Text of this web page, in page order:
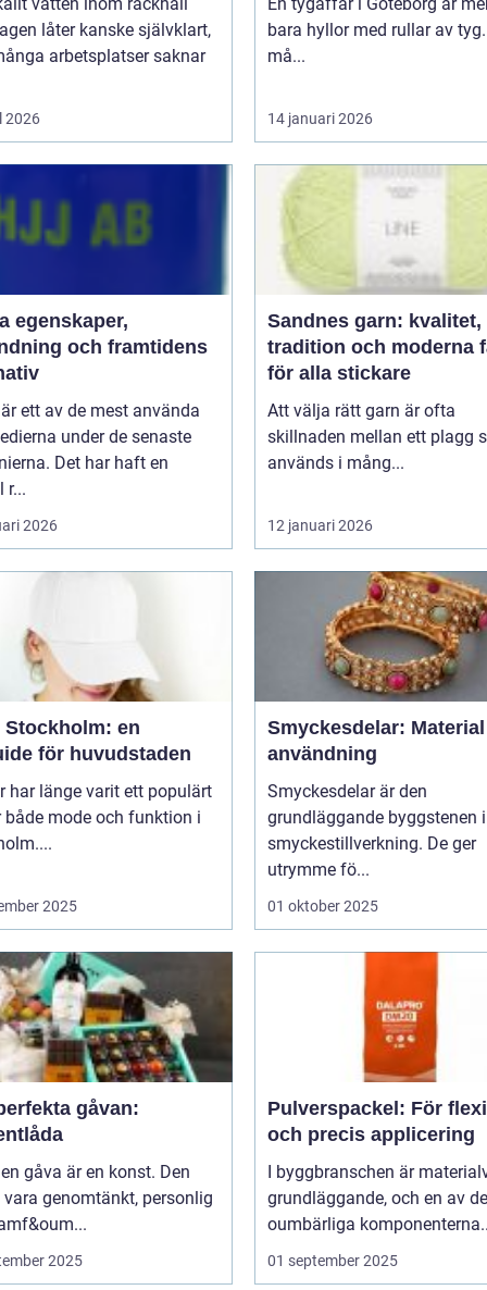
låter kanske självklart,
arbetsplatser saknar
2026
bara hyllor med rullar av
må...
14 januari 2026
och framtidens
ett av de mest använda
under de senaste
Det har haft en
r...
2026
Sandnes garn: kvalitet,
tradition och moderna
för alla stickare
Att välja rätt garn är ofta
skillnaden mellan ett plagg
används i mång...
12 januari 2026
Stockholm: en
för huvudstaden
har länge varit ett populärt
både mode och funktion i
2025
Smyckesdelar:
användning
Smyckesdelar är den
grundläggande byggstenen i
smyckestillverkning. De ger
utrymme fö...
01 oktober 2025
gåvan:
gåva är en konst. Den
genomtänkt, personlig
2025
Pulverspackel: För
och precis applicering
I byggbranschen är
grundläggande, och en av de
oumbärliga
01 september 2025